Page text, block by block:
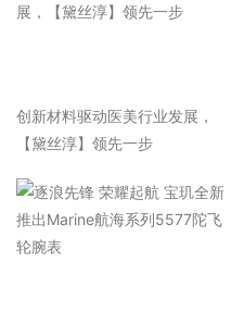
​创新材料驱动医美行业发展，
【黛丝淳】领先一步